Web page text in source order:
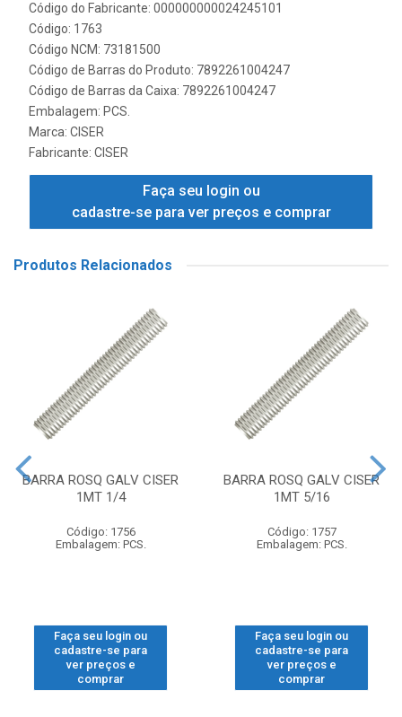
Código do Fabricante: 000000000024245101
Código: 1763
Código NCM: 73181500
Código de Barras do Produto: 7892261004247
Código de Barras da Caixa: 7892261004247
Embalagem: PCS.
Marca: CISER
Fabricante: CISER
Faça seu login ou
cadastre-se para ver preços e comprar
Produtos Relacionados
BARRA ROSQ GALV CISER
1MT 1/4
Código: 1756
Embalagem: PCS.
Faça seu login ou
cadastre-se para
ver preços e
comprar
BARRA ROSQ GALV CISER
1MT 5/16
Código: 1757
Embalagem: PCS.
Faça seu login ou
cadastre-se para
ver preços e
comprar